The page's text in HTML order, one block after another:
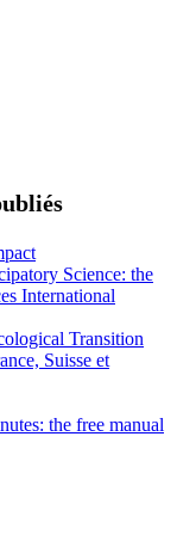
Science: the
International
Transition
Suisse et
the free manual